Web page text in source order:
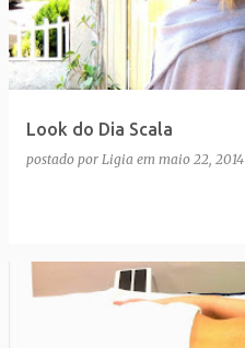
t
a
g
Look do Dia Scala
postado por Ligia em maio 22, 2014